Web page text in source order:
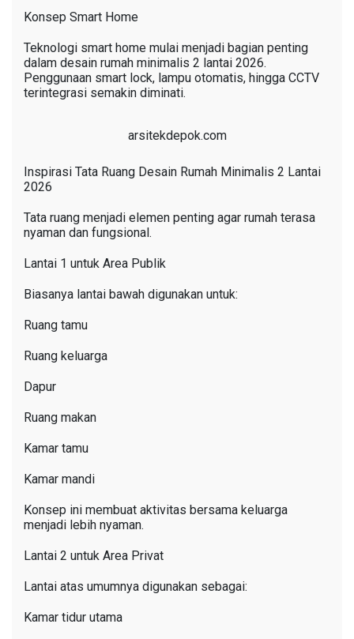
Konsep Smart Home
Teknologi smart home mulai menjadi bagian penting
dalam desain rumah minimalis 2 lantai 2026.
Penggunaan smart lock, lampu otomatis, hingga CCTV
terintegrasi semakin diminati.
arsitekdepok.com
Inspirasi Tata Ruang Desain Rumah Minimalis 2 Lantai
2026
Tata ruang menjadi elemen penting agar rumah terasa
nyaman dan fungsional.
Lantai 1 untuk Area Publik
Biasanya lantai bawah digunakan untuk:
Ruang tamu
Ruang keluarga
Dapur
Ruang makan
Kamar tamu
Kamar mandi
Konsep ini membuat aktivitas bersama keluarga
menjadi lebih nyaman.
Lantai 2 untuk Area Privat
Lantai atas umumnya digunakan sebagai:
Kamar tidur utama